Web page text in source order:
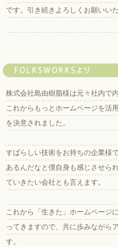
です。引き続きよろしくお願いいた
株式会社島由樹脂様は元々社内で
これからもっとホームページを活
を決意されました。
すばらしい技術をお持ちの企業様
あるんだなと僕自身も感じさせら
ていきたい会社とも言えます。
これから「生きた」ホームページ
ってきますので、共に歩みながら
す。